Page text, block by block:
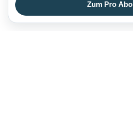
Zum Pro Abo